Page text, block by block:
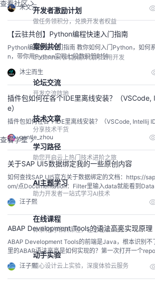
查看社区
开发者激励计划
做任务领积分，兑换开发者权益
案例共创
CodeArts代码智能体优秀应用开发
论坛交流
开发交流阵地
技术文章
分享技术干货
查看学堂
学习路径
助您开启云上热门技术进阶之旅
AI主题学习
助力开发者一站式学习AI技术
在线课程
体系化的培训课程，让您轻松上云
动手实验
精心设计云上实验，深度体验云服务
朱文元
【云驻共创】Python编程快速入门指南
Python编程快速入门指南 教你如何入门Python，如何
n，带你用Python实现七段数码管时钟
沐尘而生
插件包如何在各个IDE里离线安装？（VSCode,
e）
插件包如何在各个IDE里离线安装？（VSCode, Intellij
gentle_zhou
关于SAP UI5数据绑定我的一些原创内容
如何查找SAP UI5官方关于数据绑定的文档：https://
om/点Documentation：Filter里输入data就能看到Data
面是一些我的原创文章。Jerry写过一个如何自学UI5框
含13篇文章。其中系列6和系列7深入讲了SAP UI5数据
章：https://blog...
汪子熙
ABAP Development Tools的语法高亮实现原理
ABAP Development Tools的前端是Java，根本识别不
里的ABAP语法高亮是如何实现的？第一次打开一个
代码是没有任何语法高亮显示的，此时有一个HTTP请
bc/adt/abapsource/parsers/rnd/grammar?head=true
个pad文件的作用，参...
汪子熙